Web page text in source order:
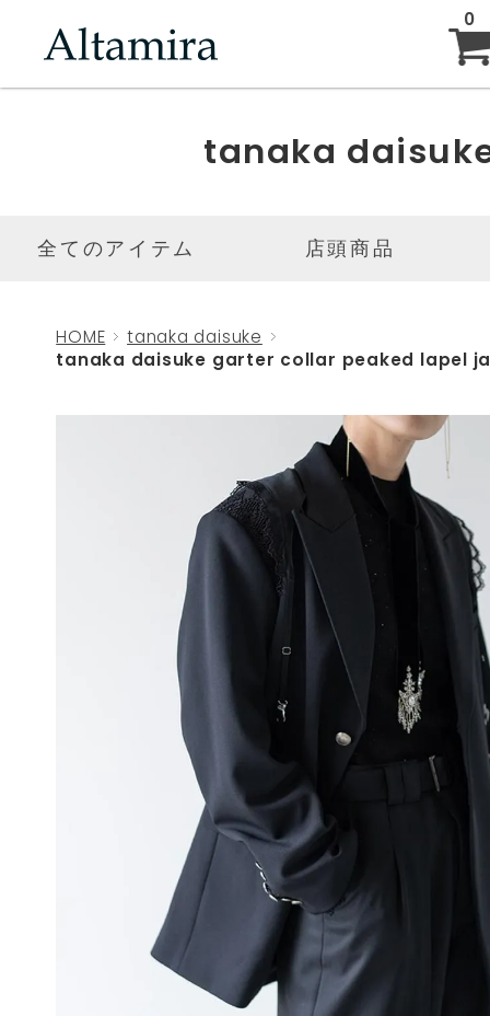
0
ABOUT
tanaka
全てのアイテム 店頭商品
HOME
tanaka daisuke
tanaka daisuke garter collar peaked lapel